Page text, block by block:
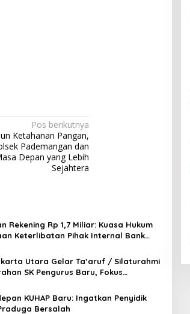
Pos berikutnya
Ketahanan Pangan,
Pademangan dan
Depan yang Lebih
Sejahtera
Rekening Rp 1,7 Miliar: Kuasa Hukum
Keterlibatan Pihak Internal Bank
Utara Gelar Ta’aruf / Silaturahmi
SK Pengurus Baru, Fokus
KUHAP Baru: Ingatkan Penyidik
Bersalah